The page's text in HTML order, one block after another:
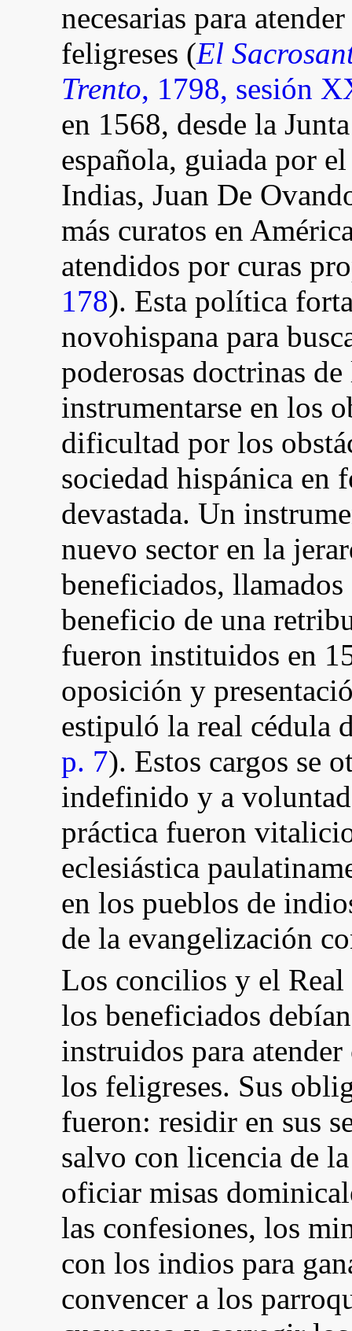
necesarias para
feligreses (El
Trento, 1798, sesión
en 1568, desde la
española, guiada por
Indias, Juan De
más curatos en
atendidos por curas
178). Esta política
novohispana para
poderosas doctrinas
instrumentarse en los
dificultad por los
sociedad hispánica en
devastada. Un
nuevo sector en la
beneficiados,
beneficio de una
fueron instituidos en
oposición y
estipuló la real cédula
p. 7). Estos cargos se
indefinido y a
práctica fueron
eclesiástica
en los pueblos de
de la evangelización
Los concilios y el
los beneficiados
instruidos para
los feligreses. Sus
fueron: residir en sus
salvo con licencia de
oficiar misas
las confesiones, los
con los indios para
convencer a los